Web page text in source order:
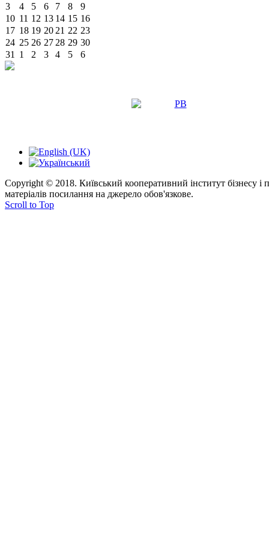
3
4 5 6 7 8
9
10 11 12 13 14 15 16
17 18 19 20 21 22 23
24 25 26 27 28 29 30
31
1 2 3 4 5 6
Copyright © 2018. Київський кооперативний інститут бізнесу
матеріалів посилання на джерело обов'язкове.
Scroll to Top